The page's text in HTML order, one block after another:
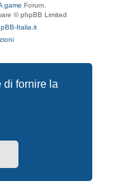
di fornire la
game Forum.
© phpBB Limited
Italia.it